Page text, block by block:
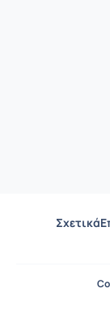
Σχετικά